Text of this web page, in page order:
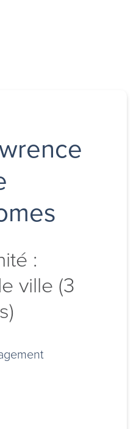
:
ville (3